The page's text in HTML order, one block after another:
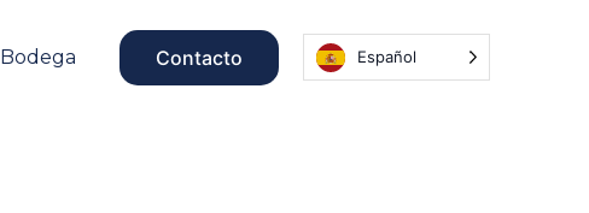
Bodega Contacto Español